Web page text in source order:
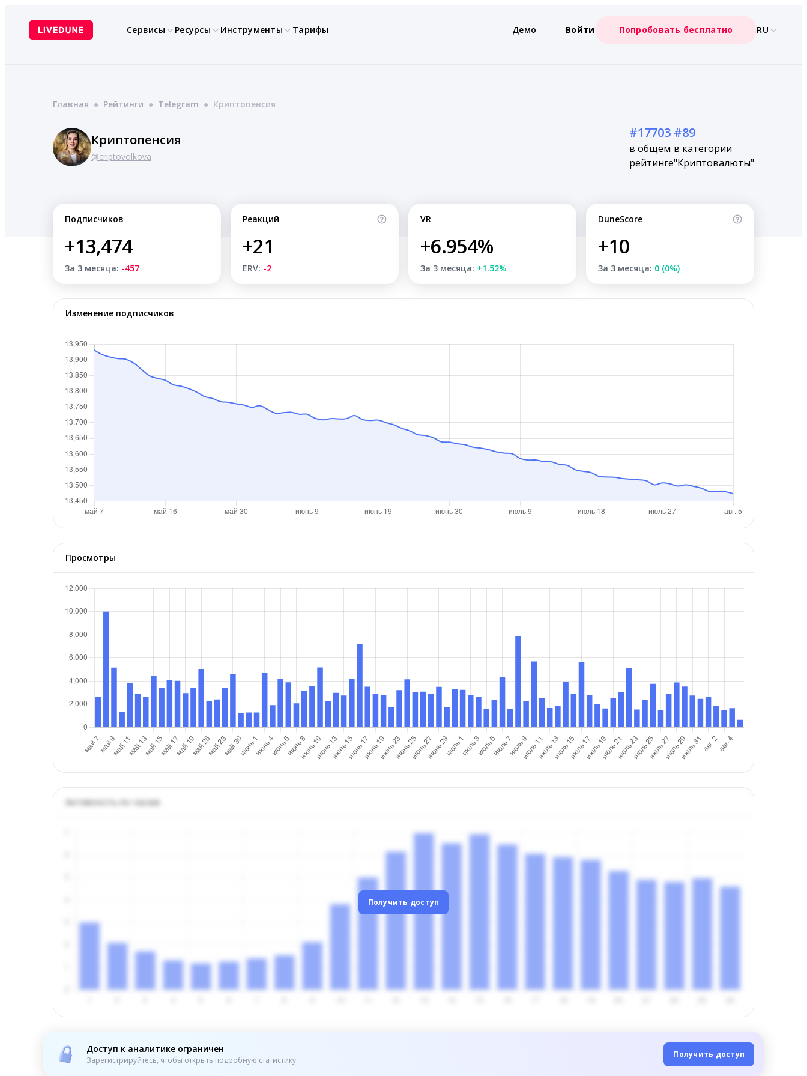
содержимому
Сервисы Ресурсы Инструменты Тарифы Демо Войти Попробовать бесплатно RU
Главная ● Рейтинги ● Telegram ● Криптопенсия
Криптопенсия
@criptovolkova
#17703
в общем
рейтинге
#89
в категории
"Криптовалюты"
Подписчиков
+13,474
За 3 месяца: -457
Реакций
+21
ERV: -2
VR
+6.954%
За 3 месяца: +1.52%
DuneScore
+10
За 3 месяца: 0 (0%)
Изменение подписчиков
Просмотры
Активность по часам
Получить доступ
Доступ к аналитике ограничен
Зарегистрируйтесь, чтобы открыть подробную статистику
Получить доступ